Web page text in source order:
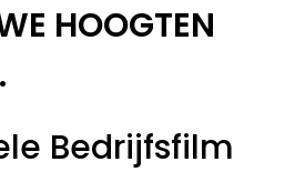
HOOGTEN
Bedrijfsfilm